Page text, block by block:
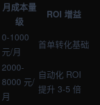
月成本量
级
ROI 增益
0-1000
元/月
首单转化基础
2000-
8000 元/
月
自动化 ROI
提升 3-5 倍